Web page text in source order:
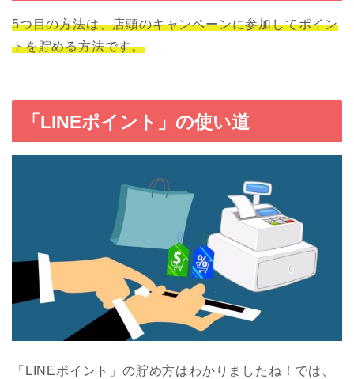
5つ目の方法は、店頭のキャンペーンに参加してポイン
トを貯める方法です。
「LINEポイント」の使い道
「LINEポイント」の貯め方はわかりましたね！では、